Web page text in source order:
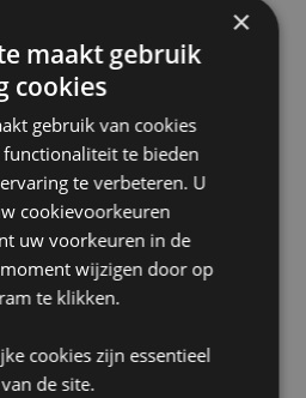
en maak het schaaltje niet te
Aanbevolen voor decoratief
klein oppervlak schaal en kaars
over kopen bij Puckator?
informatie gids.
Breedte 7cm Diepte 7cm
×
maakt gebruik
cookies
gebruik van cookies
te bieden
te verbeteren. U
cookievoorkeuren
uw voorkeuren in de
wijzigen door op
te klikken.
cookies zijn essentieel
de site.